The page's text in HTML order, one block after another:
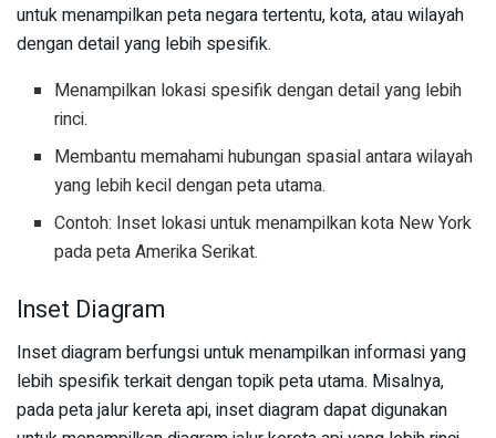
untuk menampilkan peta negara tertentu, kota, atau wilayah
dengan detail yang lebih spesifik.
Menampilkan lokasi spesifik dengan detail yang lebih
rinci.
Membantu memahami hubungan spasial antara wilayah
yang lebih kecil dengan peta utama.
Contoh: Inset lokasi untuk menampilkan kota New York
pada peta Amerika Serikat.
Inset Diagram
Inset diagram berfungsi untuk menampilkan informasi yang
lebih spesifik terkait dengan topik peta utama. Misalnya,
pada peta jalur kereta api, inset diagram dapat digunakan